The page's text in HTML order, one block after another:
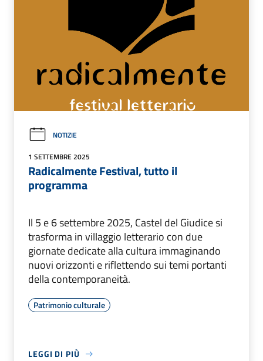
NOTIZIE
1 SETTEMBRE 2025
Radicalmente Festival, tutto il
programma
Il 5 e 6 settembre 2025, Castel del Giudice si
trasforma in villaggio letterario con due
giornate dedicate alla cultura immaginando
nuovi orizzonti e riflettendo sui temi portanti
della contemporaneità.
Patrimonio culturale
LEGGI DI PIÙ